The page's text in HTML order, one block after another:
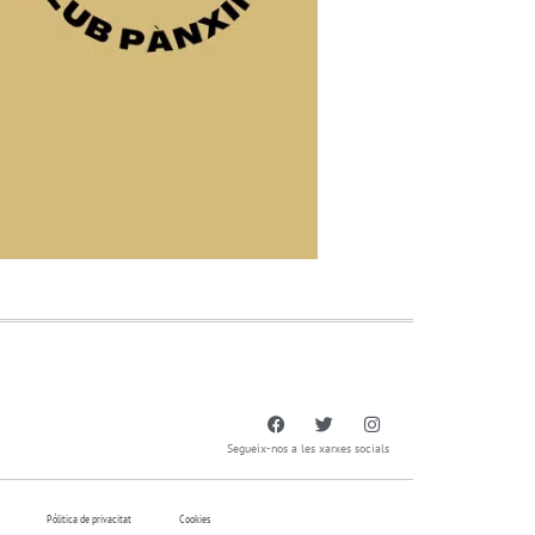
Segueix-nos a les xarxes socials
Pólitica de privacitat Cookies